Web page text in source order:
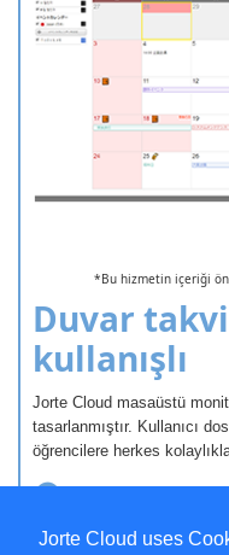
Jorte Cloud uses
*Bu hizmetin içeriği
Duvar
kullanışlı
Jorte Cloud masaüstü
tasarlanmıştır. Kullanıcı
öğrencilere herkes